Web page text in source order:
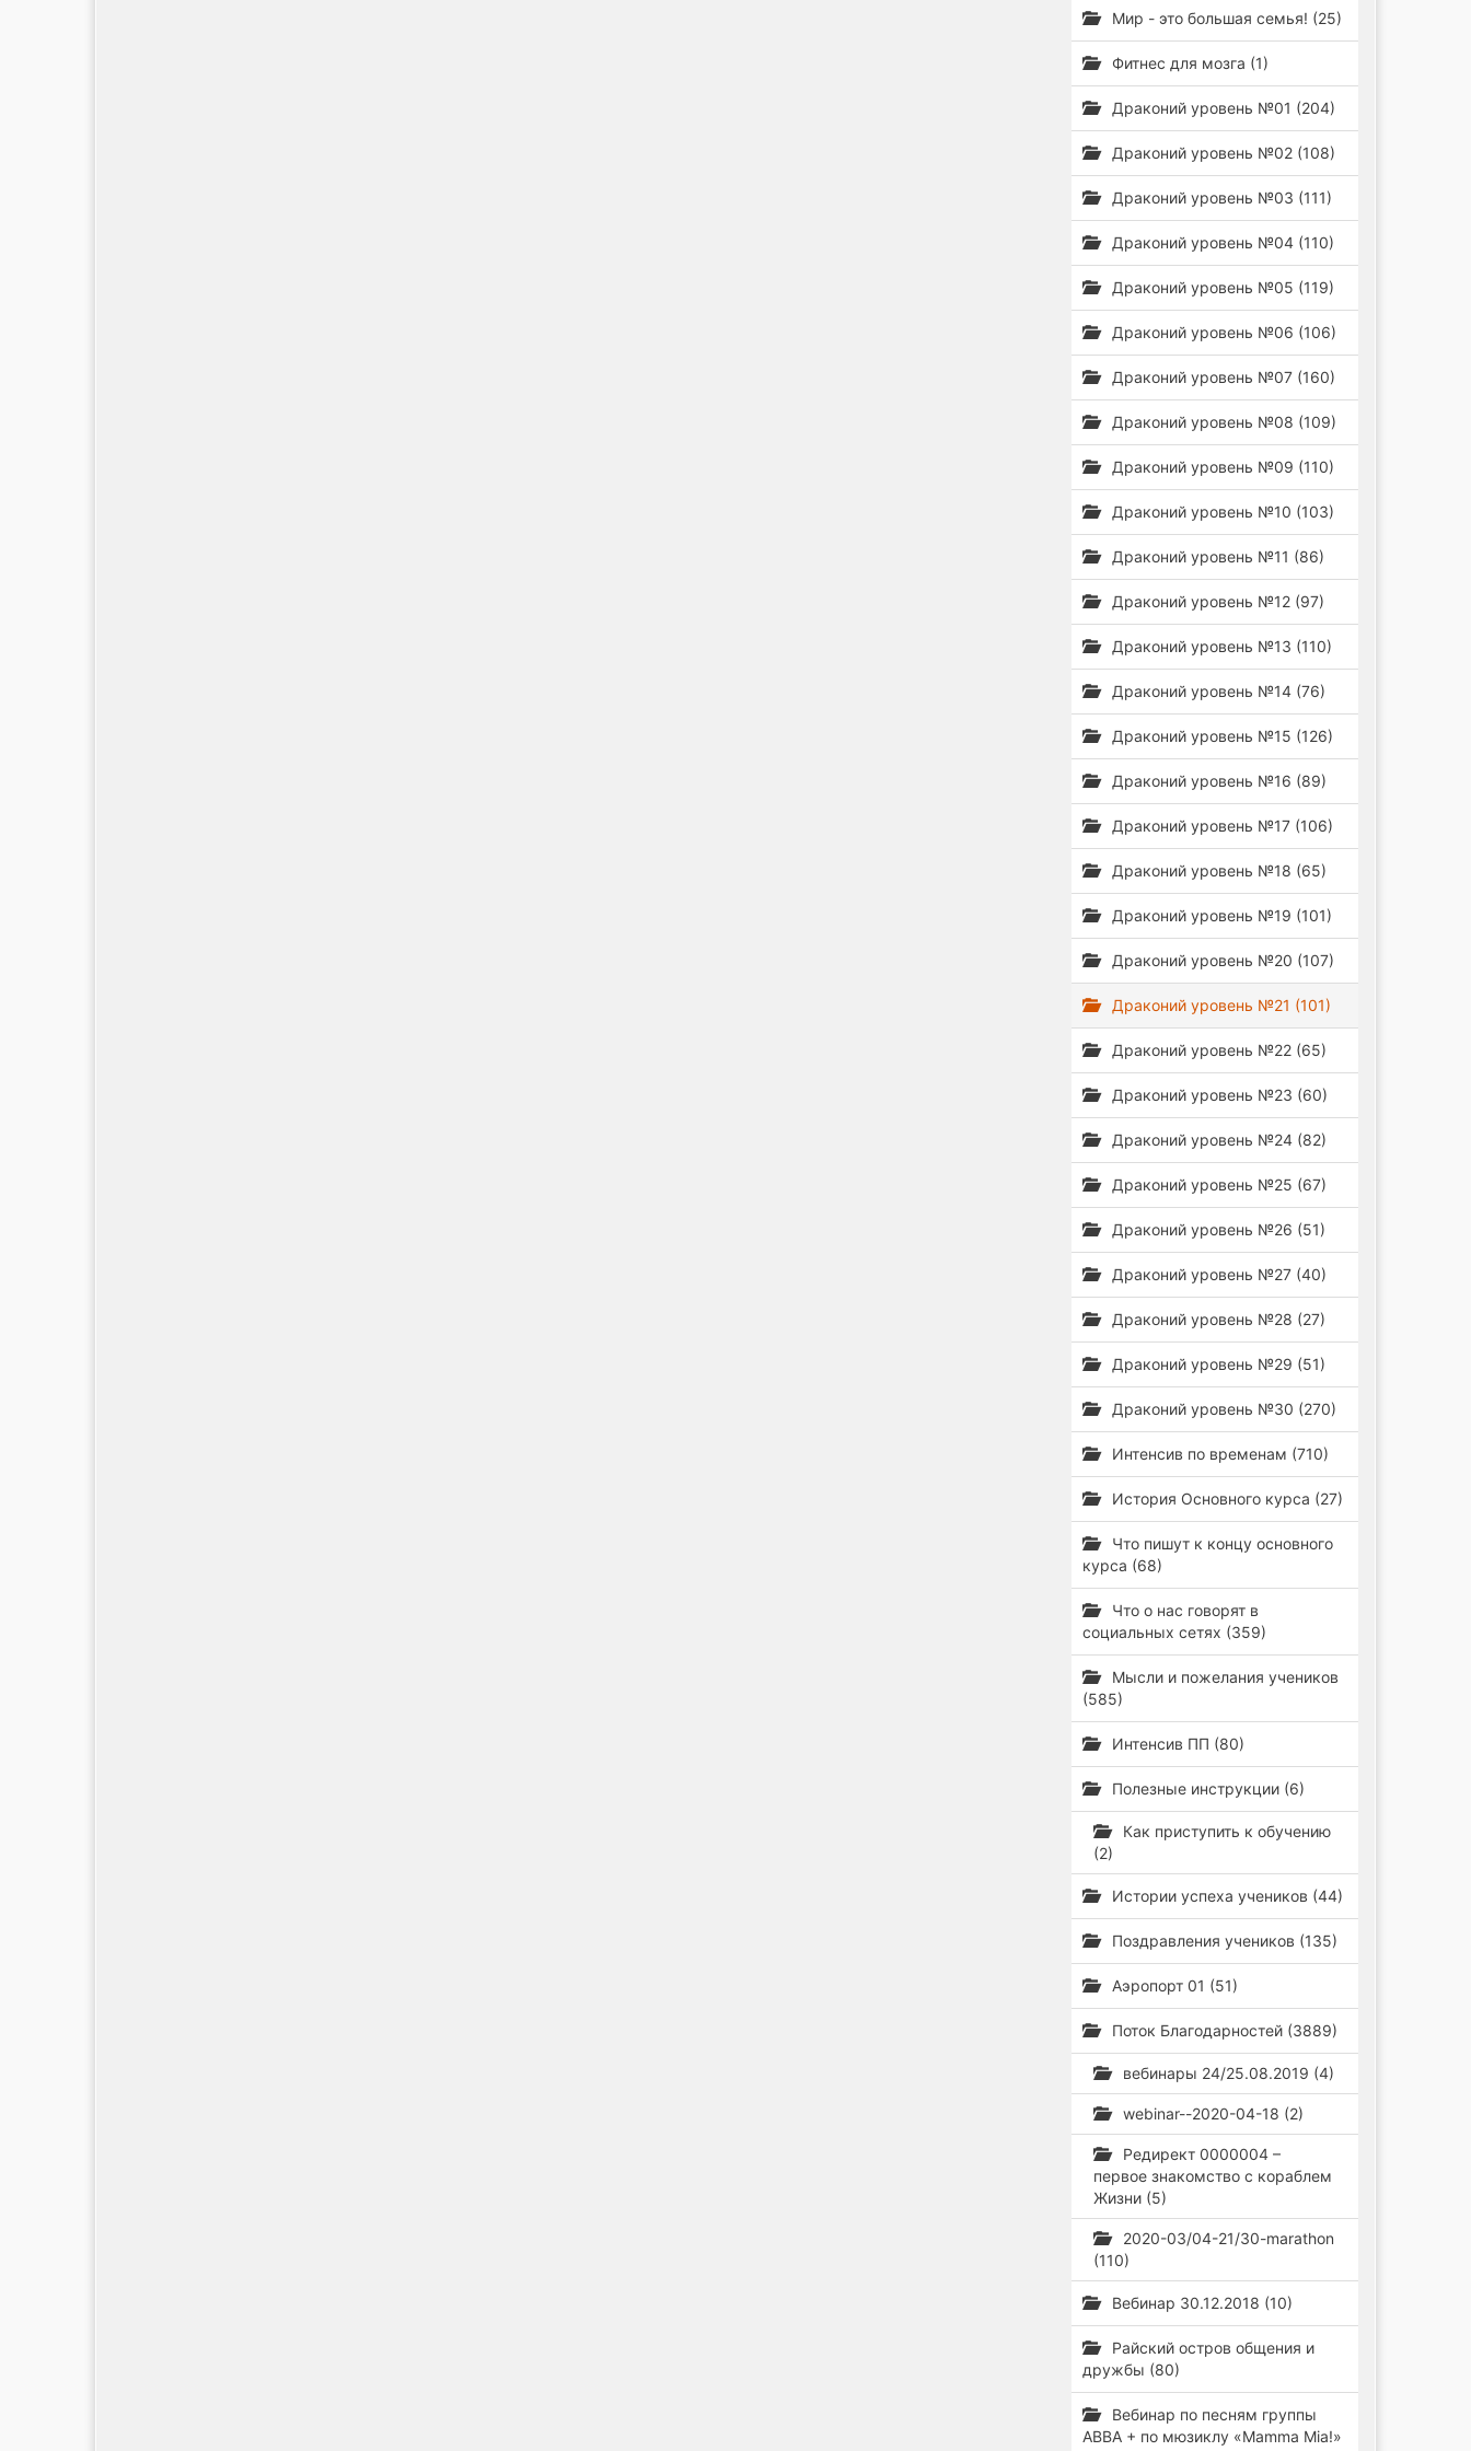
Мир - это большая семья! (25)
Фитнес для мозга (1)
Драконий уровень №01 (204)
Драконий уровень №02 (108)
Драконий уровень №03 (111)
Драконий уровень №04 (110)
Драконий уровень №05 (119)
Драконий уровень №06 (106)
Драконий уровень №07 (160)
Драконий уровень №08 (109)
Драконий уровень №09 (110)
Драконий уровень №10 (103)
Драконий уровень №11 (86)
Драконий уровень №12 (97)
Драконий уровень №13 (110)
Драконий уровень №14 (76)
Драконий уровень №15 (126)
Драконий уровень №16 (89)
Драконий уровень №17 (106)
Драконий уровень №18 (65)
Драконий уровень №19 (101)
Драконий уровень №20 (107)
Драконий уровень №21 (101)
Драконий уровень №22 (65)
Драконий уровень №23 (60)
Драконий уровень №24 (82)
Драконий уровень №25 (67)
Драконий уровень №26 (51)
Драконий уровень №27 (40)
Драконий уровень №28 (27)
Драконий уровень №29 (51)
Драконий уровень №30 (270)
Интенсив по временам (710)
История Основного курса (27)
Что пишут к концу основного
курса (68)
Что о нас говорят в
социальных сетях (359)
Мысли и пожелания учеников
(585)
Интенсив ПП (80)
Полезные инструкции (6)
Как приступить к обучению
(2)
Истории успеха учеников (44)
Поздравления учеников (135)
Аэропорт 01 (51)
Поток Благодарностей (3889)
вебинары 24/25.08.2019 (4)
webinar--2020-04-18 (2)
Редирект 0000004 –
первое знакомство с кораблем
Жизни (5)
2020-03/04-21/30-marathon
(110)
Вебинар 30.12.2018 (10)
Райский остров общения и
дружбы (80)
Вебинар по песням группы
ABBA + по мюзиклу «Mamma Mia!»